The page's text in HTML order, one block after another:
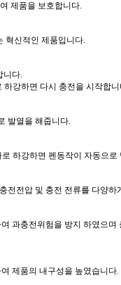
제품을 보호합니다.
혁신적인 제품입니다.
니다.
강하면 다시 충전을 시작합니
발열을 해줍니다.
하강하면 펜동작이 자동으로
전압 및 충전 전류를 다양하
과충전위험을 방지 하였으
제품의 내구성을 높였습니다.